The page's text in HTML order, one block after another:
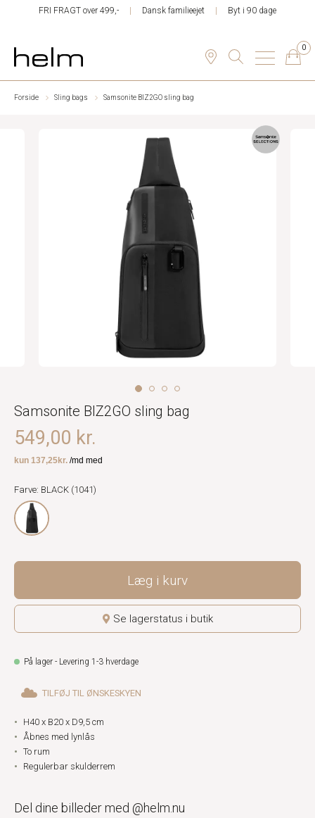
FRI FRAGT over 499,- Dansk familieejet Byt i 90 dage
0
Forside Sling bags Samsonite BIZ2GO sling bag
Samsonite BIZ2GO sling bag
549,00 kr.
Farve: BLACK (1041)
Læg i kurv
Se lagerstatus i butik
På lager - Levering 1-3 hverdage
TILFØJ TIL ØNSKESKYEN
H40 x B20 x D9,5 cm
Åbnes med lynlås
To rum
Regulerbar skulderrem
Del dine billeder med @helm.nu